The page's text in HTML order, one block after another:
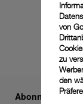
Abonnieren Sie
von
zu
den